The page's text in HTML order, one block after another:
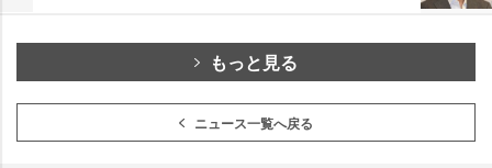
もっと見る
ニュース一覧へ戻る